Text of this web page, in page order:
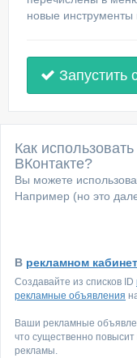
новые инструменты
Запустить
Как
ВКонтакте?
Вы можете
Например (но это
В рекламном
Создавайте из списков ID
рекламные объявления
Ваши рекламные
что существенно
рекламы.